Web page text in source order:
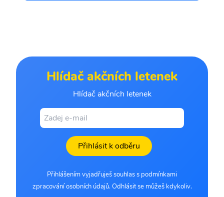
Hlídač akčních letenek
Hlídač akčních letenek
Přihlásit k odběru
Přihlášením vyjadřuješ souhlas s podmínkami
zpracování osobních údajů. Odhlásit se můžeš kdykoliv.